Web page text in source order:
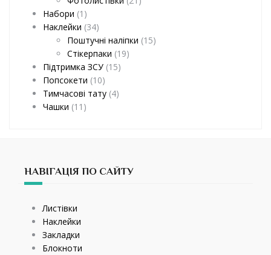
Набори (1)
Наклейки (34)
Поштучні наліпки (15)
Стікерпаки (19)
Підтримка ЗСУ (15)
Попсокети (10)
Тимчасові тату (4)
Чашки (11)
НАВІГАЦІЯ ПО САЙТУ
Листівки
Наклейки
Закладки
Блокноти